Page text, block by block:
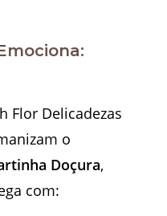
Flor Delicadezas
o
Doçura,
com: